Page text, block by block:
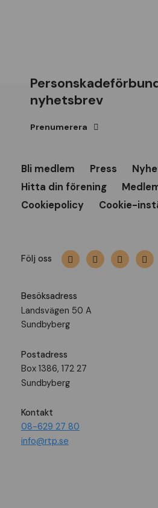
nyhetsbrev
Prenumerera
Bli medlem Press
Hitta din förening
Cookiepolicy
Cookie-
Följ oss
Besöksadress
Landsvägen 50 A
Sundbyberg
Postadress
Box 1386, 172 27
Sundbyberg
Kontakt
08-629 27 80
info@rtp.se